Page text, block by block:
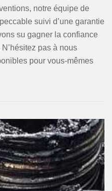
notre équipe de
suivi d’une garantie
su gagner la confiance
pas à nous
pour vous-mêmes